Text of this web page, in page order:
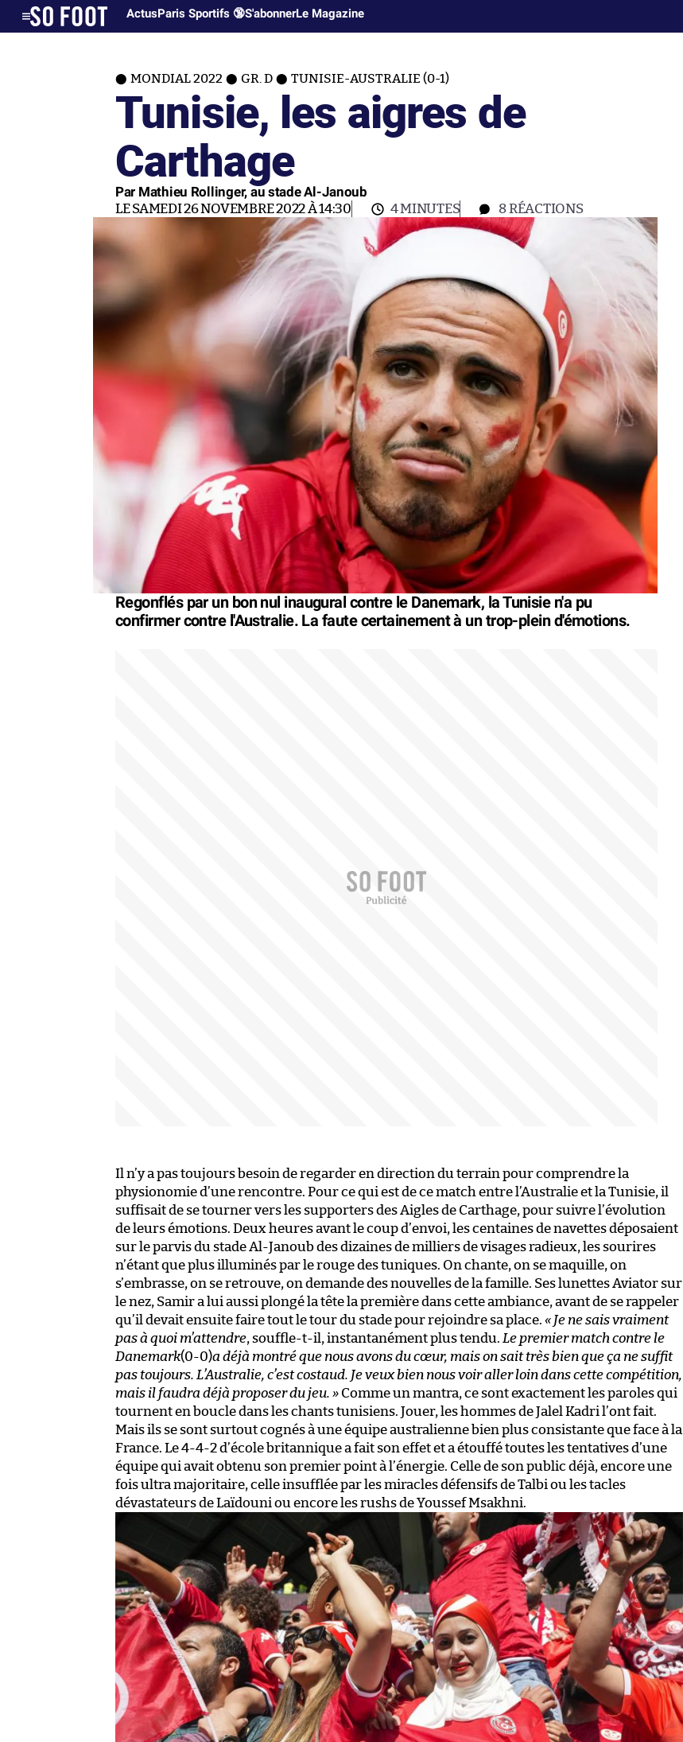
ActusParis Sportifs 🔞S'abonnerLe Magazine
MONDIAL 2022 GR. D TUNISIE-AUSTRALIE (0-1)
Tunisie, les aigres de
Carthage
Par Mathieu Rollinger, au stade Al-Janoub
LE SAMEDI 26 NOVEMBRE 2022 À 14:30 4 MINUTES 8RÉACTIONS
Regonflés par un bon nul inaugural contre le Danemark, la Tunisie n'a pu
confirmer contre l'Australie. La faute certainement à un trop-plein d'émotions.
Il n’y a pas toujours besoin de regarder en direction du terrain pour comprendre la
physionomie d’une rencontre. Pour ce qui est de ce match entre l’Australie et la Tunisie, il
suffisait de se tourner vers les supporters des Aigles de Carthage, pour suivre l’évolution
de leurs émotions. Deux heures avant le coup d’envoi, les centaines de navettes déposaient
sur le parvis du stade Al-Janoub des dizaines de milliers de visages radieux, les sourires
n’étant que plus illuminés par le rouge des tuniques. On chante, on se maquille, on
s’embrasse, on se retrouve, on demande des nouvelles de la famille. Ses lunettes Aviator sur
le nez, Samir a lui aussi plongé la tête la première dans cette ambiance, avant de se rappeler
qu’il devait ensuite faire tout le tour du stade pour rejoindre sa place. « Je ne sais vraiment
pas à quoi m’attendre, souffle-t-il, instantanément plus tendu. Le premier match contre le
Danemark(0-0)a déjà montré que nous avons du cœur, mais on sait très bien que ça ne suffit
pas toujours. L’Australie, c’est costaud. Je veux bien nous voir aller loin dans cette compétition,
mais il faudra déjà proposer du jeu. » Comme un mantra, ce sont exactement les paroles qui
tournent en boucle dans les chants tunisiens. Jouer, les hommes de Jalel Kadri l’ont fait.
Mais ils se sont surtout cognés à une équipe australienne bien plus consistante que face à la
France. Le 4-4-2 d’école britannique a fait son effet et a étouffé toutes les tentatives d’une
équipe qui avait obtenu son premier point à l’énergie. Celle de son public déjà, encore une
fois ultra majoritaire, celle insufflée par les miracles défensifs de Talbi ou les tacles
dévastateurs de Laïdouni ou encore les rushs de Youssef Msakhni.